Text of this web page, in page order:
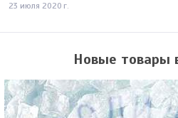
23 июля 2020 г.
Новые товары